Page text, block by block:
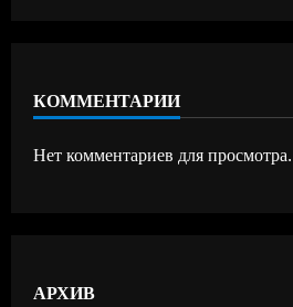
КОММЕНТАРИИ
Нет комментариев для просмотра.
АРХИВ